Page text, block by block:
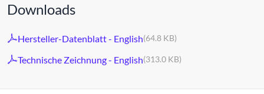
Downloads
Hersteller-Datenblatt - English(64.8 KB)
Technische Zeichnung - English(313.0 KB)